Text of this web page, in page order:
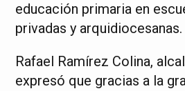
educación primaria en
privadas y arquidiocesanas.
Rafael Ramírez Colina,
expresó que gracias a la